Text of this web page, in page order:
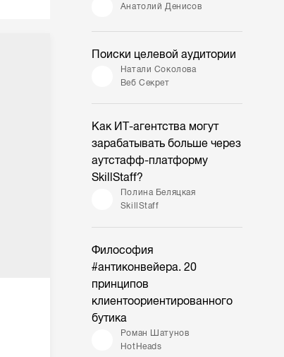
Анатолий Денисов
Поиски целевой аудитории
Натали Соколова
Веб Секрет
Как ИТ-агентства могут
зарабатывать больше через
аутстафф-платформу
SkillStaff?
Полина Беляцкая
SkillStaff
Философия
#антиконвейера. 20
принципов
клиентоориентированного
бутика
Роман Шатунов
HotHeads